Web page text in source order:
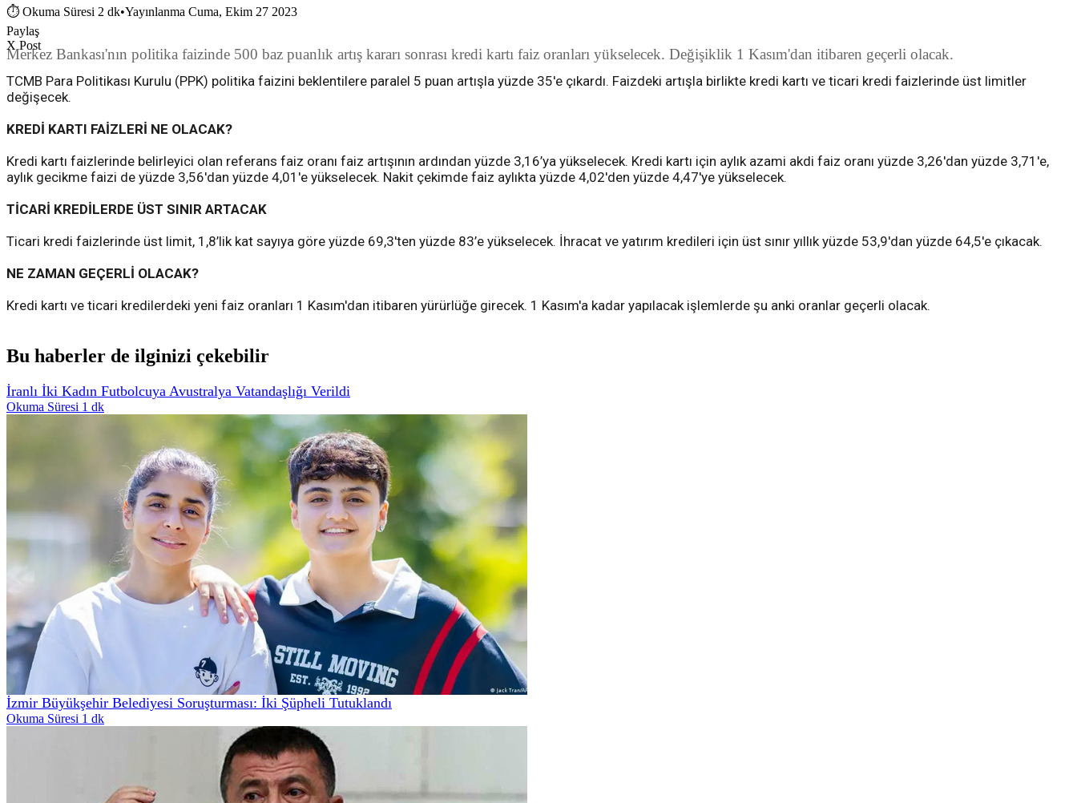
⏱ Okuma Süresi 2 dk•Yayınlanma Cuma, Ekim 27 2023
Paylaş
X Post
Merkez Bankası'nın politika faizinde 500 baz puanlık artış kararı sonrası kredi kartı faiz oranları yükselecek. Değişiklik 1 Kasım'dan itibaren geçerli olacak.
TCMB Para Politikası Kurulu (PPK) politika faizini beklentilere paralel 5 puan artışla yüzde 35'e çıkardı. Faizdeki artışla birlikte kredi kartı ve ticari kredi faizlerinde üst limitler
değişecek.
KREDİ KARTI FAİZLERİ NE OLACAK?
Kredi kartı faizlerinde belirleyici olan referans faiz oranı faiz artışının ardından yüzde 3,16’ya yükselecek. Kredi kartı için aylık azami akdi faiz oranı yüzde 3,26'dan yüzde 3,71'e,
aylık gecikme faizi de yüzde 3,56'dan yüzde 4,01'e yükselecek. Nakit çekimde faiz aylıkta yüzde 4,02'den yüzde 4,47'ye yükselecek.
TİCARİ KREDİLERDE ÜST SINIR ARTACAK
Ticari kredi faizlerinde üst limit, 1,8’lik kat sayıya göre yüzde 69,3'ten yüzde 83’e yükselecek. İhracat ve yatırım kredileri için üst sınır yıllık yüzde 53,9'dan yüzde 64,5'e çıkacak.
NE ZAMAN GEÇERLİ OLACAK?
Kredi kartı ve ticari kredilerdeki yeni faiz oranları 1 Kasım'dan itibaren yürürlüğe girecek. 1 Kasım'a kadar yapılacak işlemlerde şu anki oranlar geçerli olacak.
Bu haberler de ilginizi çekebilir
İranlı İki Kadın Futbolcuya Avustralya Vatandaşlığı Verildi
Okuma Süresi 1 dk
İzmir Büyükşehir Belediyesi Soruşturması: İki Şüpheli Tutuklandı
Okuma Süresi 1 dk